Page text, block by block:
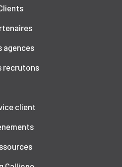
agences
recrutons
client